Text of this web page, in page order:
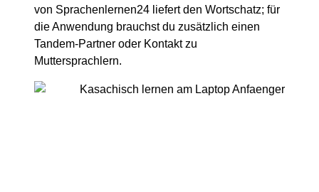
von Sprachenlernen24 liefert den Wortschatz; für
die Anwendung brauchst du zusätzlich einen
Tandem-Partner oder Kontakt zu
Muttersprachlern.